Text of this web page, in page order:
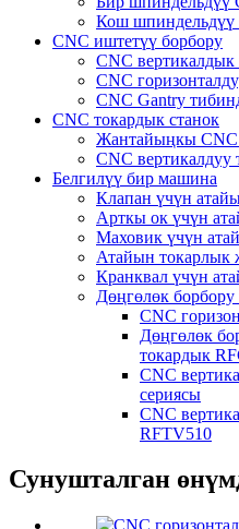
Кош шпиндельдүү
CNC иштетүү борбору
CNC
CNC
CNC Gantry
CNC токардык станок
Жантайыңкы CNC
CNC вертикалдуу
Белгилүү бир машина
Клапан үчүн
Арткы ок үчүн
Маховик үчүн
Атайын токарлык
Кранквал үчүн
Дөңгөлөк
CNC
Дөңгөлөк
токардык
CNC
сериясы
CNC
RFTV510
Сунушталган